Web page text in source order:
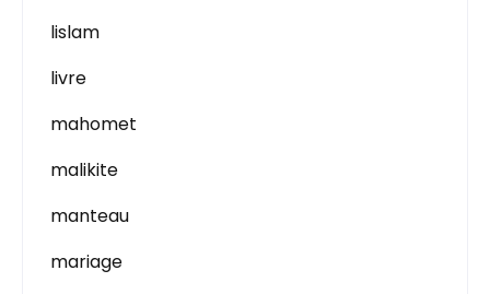
lislam
livre
mahomet
malikite
manteau
mariage